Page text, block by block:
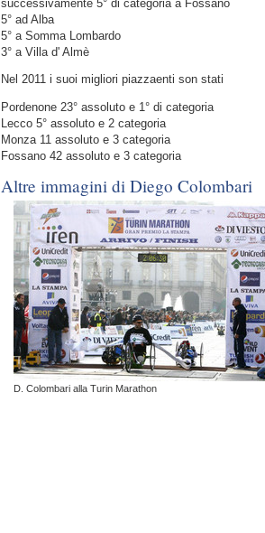
successivamente 5° di categoria a Fossano
5° ad Alba
5° a Somma Lombardo
3° a Villa d' Almè
Nel 2011 i suoi migliori piazzaenti son stati
Pordenone 23° assoluto e 1° di categoria
Lecco 5° assoluto e 2 categoria
Monza 11 assoluto e 3 categoria
Fossano 42 assoluto e 3 categoria
Altre immagini di Diego Colombari
D. Colombari alla Turin Marathon